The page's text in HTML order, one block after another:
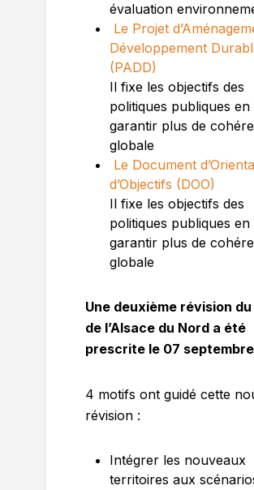
évaluation
Le Projet
Développement
(PADD)
Il fixe les objectifs des
politiques publiques en
garantir plus de
globale
Le Document
d’Objectifs (DOO)
Il fixe les objectifs des
politiques publiques en
garantir plus de
globale
Une deuxième révision du
de l’Alsace du Nord a été
prescrite le 07
4 motifs ont guidé cette
révision :
Intégrer les nouveaux
territoires aux